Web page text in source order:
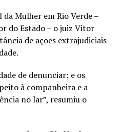
Mulher em Rio Verde –
do Estado – o juiz Vitor
de ações extrajudiciais
de denunciar; e os
à companheira e a
no lar”, resumiu o